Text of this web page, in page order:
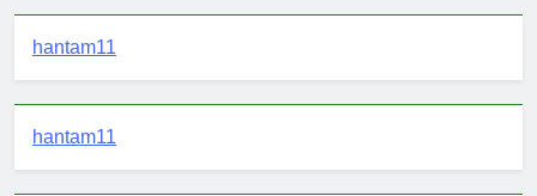
hantam11
hantam11